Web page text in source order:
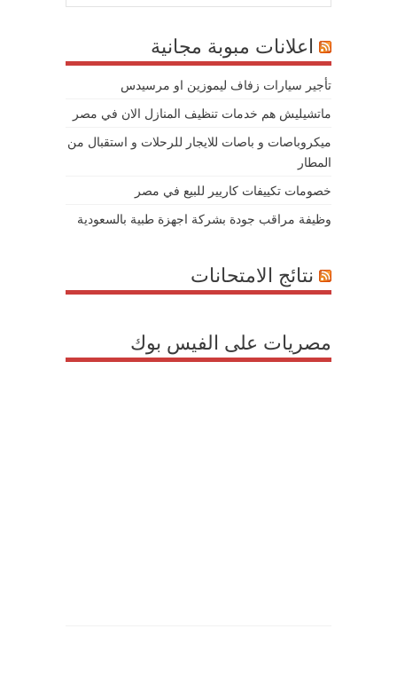
اعلانات مبوبة مجانية
تأجير سيارات زفاف ليموزين او مرسيدس
ماتشيليش هم خدمات تنظيف المنازل الان في مصر
ميكروباصات و باصات للايجار للرحلات و استقبال من
المطار
خصومات تكييفات كاريير للبيع في مصر
وظيفة مراقب جودة بشركة اجهزة طبية بالسعودية
نتائج الامتحانات
مصريات على الفيس بوك